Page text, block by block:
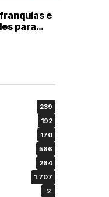
e
para
do
239
192
170
586
264
1.707
2